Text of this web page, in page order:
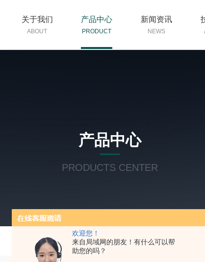
欢迎您！
来自局域网的朋友！有什么可以帮
助您的吗？
关于我们
ABOUT
产品中心
PRODUCT
新闻资讯
NEWS
产品中心
PRODUCTS CENTER
当前位置： 首页 产品中心 CEMBRE/意大利